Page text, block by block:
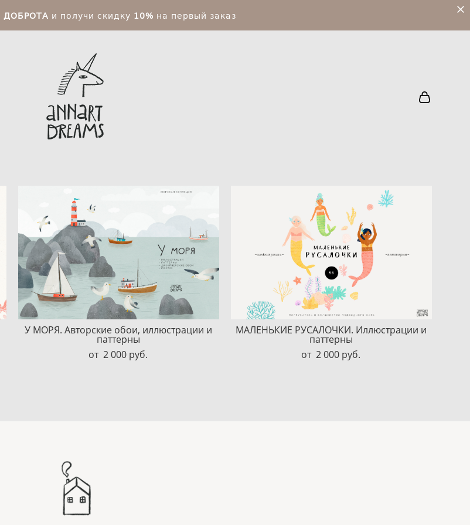
ДОБРОТА и получи скидку 10% на первый заказ
У МОРЯ. Авторские обои, иллюстрации и
паттерны
от 2 000 pуб.
МАЛЕНЬКИЕ РУСАЛОЧКИ. Иллюстрации и
паттерны
от 2 000 pуб.